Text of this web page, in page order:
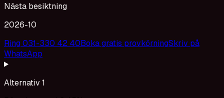
Nästa besiktning
2026-10
Ring 031-330 42 40Boka gratis provkörningSkriv på
WhatsApp
Alternativ 1